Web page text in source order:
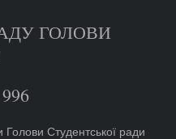
ГОЛОВИ
996
Голови Студентської ради